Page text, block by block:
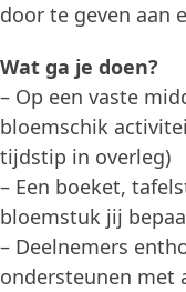
door te geven aan
Wat ga je doen?
– Op een vaste
bloemschik
tijdstip in overleg)
– Een boeket,
bloemstuk jij
– Deelnemers
ondersteunen met